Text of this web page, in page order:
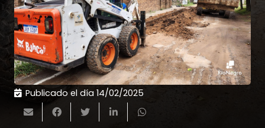
Publicado el día 14/02/2025